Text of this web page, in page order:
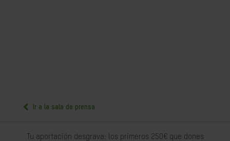
Ir a la sala de prensa
Tu aportación desgrava: los primeros 250€ que dones